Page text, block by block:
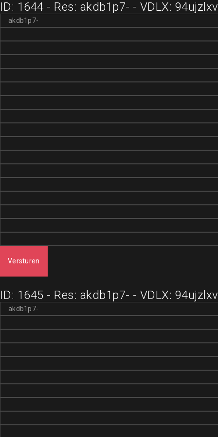
ID: 1644 - Res: akdb1p7- - VDLX: 94ujzlxv
Versturen
ID: 1645 - Res: akdb1p7- - VDLX: 94ujzlxv